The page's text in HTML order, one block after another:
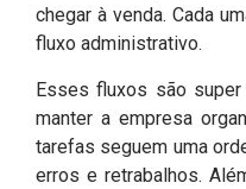
chegar à venda. Cada
fluxo administrativo.
Esses fluxos são super
manter a empresa
tarefas seguem uma
erros e retrabalhos.